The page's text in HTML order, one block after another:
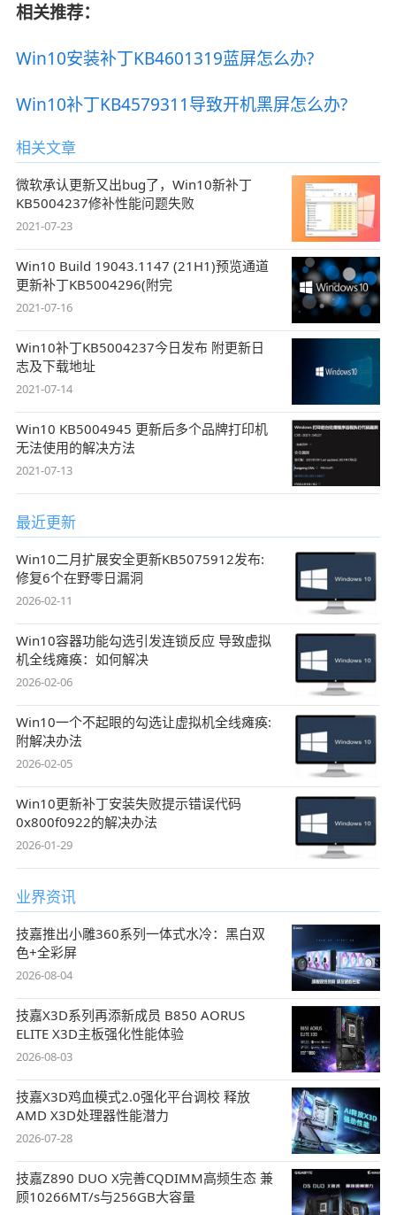
相关推荐：
Win10安装补丁KB4601319蓝屏怎么办?
Win10补丁KB4579311导致开机黑屏怎么办?
相关文章
微软承认更新又出bug了，Win10新补丁
KB5004237修补性能问题失败
2021-07-23
Win10 Build 19043.1147 (21H1)预览通道
更新补丁KB5004296(附完
2021-07-16
Win10补丁KB5004237今日发布 附更新日
志及下载地址
2021-07-14
Win10 KB5004945 更新后多个品牌打印机
无法使用的解决方法
2021-07-13
最近更新
Win10二月扩展安全更新KB5075912发布:
修复6个在野零日漏洞
2026-02-11
Win10容器功能勾选引发连锁反应 导致虚拟
机全线瘫痪：如何解决
2026-02-06
Win10一个不起眼的勾选让虚拟机全线瘫痪:
附解决办法
2026-02-05
Win10更新补丁安装失败提示错误代码
0x800f0922的解决办法
2026-01-29
业界资讯
技嘉推出小雕360系列一体式水冷：黑白双
色+全彩屏
2026-08-04
技嘉X3D系列再添新成员 B850 AORUS
ELITE X3D主板强化性能体验
2026-08-03
技嘉X3D鸡血模式2.0强化平台调校 释放
AMD X3D处理器性能潜力
2026-07-28
技嘉Z890 DUO X完善CQDIMM高频生态 兼
顾10266MT/s与256GB大容量